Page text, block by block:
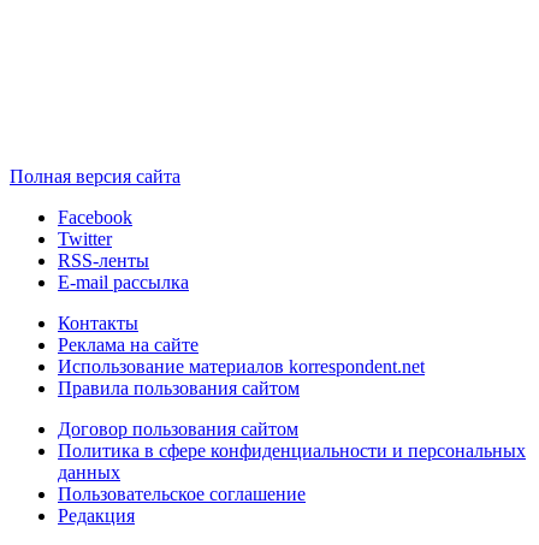
Полная версия сайта
Facebook
Twitter
RSS-ленты
E-mail рассылка
Контакты
Реклама на сайте
Использование материалов korrespondent.net
Правила пользования сайтом
Договор пользования сайтом
Политика в сфере конфиденциальности и персональных
данных
Пользовательское соглашение
Редакция